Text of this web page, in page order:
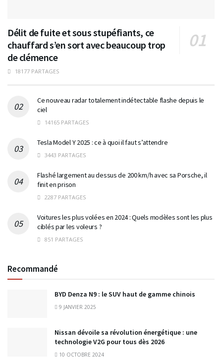
Délit de fuite et sous stupéfiants, ce
chauffard s’en sort avec beaucoup trop
de clémence
18177 PARTAGES
Ce nouveau radar totalement indétectable flashe depuis le
ciel
14165 PARTAGES
Tesla Model Y 2025 : ce à quoi il faut s’attendre
3443 PARTAGES
Flashé largement au dessus de 200 km/h avec sa Porsche, il
finit en prison
2287 PARTAGES
Voitures les plus volées en 2024 : Quels modèles sont les plus
ciblés par les voleurs ?
851 PARTAGES
Recommandé
BYD Denza N9 : le SUV haut de gamme chinois
9 JANVIER 2025
Nissan dévoile sa révolution énergétique : une
technologie V2G pour tous dès 2026
10 OCTOBRE 2024